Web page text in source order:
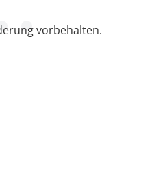
vorbehalten.